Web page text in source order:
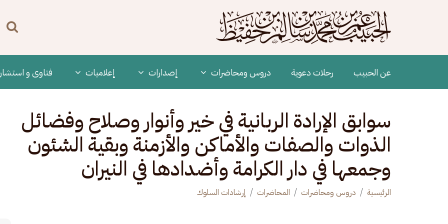
Main navigation
عن الحبيب رحلات دعوية دروس ومحاضرات ‫إصدارات إعلاميات فتاوى و
سوابق الإرادة الربانية في خير وأنوار وصلاح وفضائل
الذوات والصفات والأماكن والأزمنة وبقية الشئون
وجمعها في دار الكرامة وأضدادها في النيران
الرئيسية دروس ومحاضرات المحاضرات إرشادات السلوك